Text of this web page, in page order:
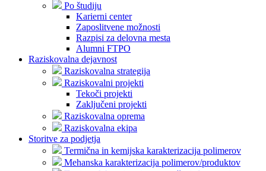
Po študiju
Karierni center
Zaposlitvene možnosti
Razpisi za delovna mesta
Alumni FTPO
Raziskovalna dejavnost
Raziskovalna strategija
Raziskovalni projekti
Tekoči projekti
Zaključeni projekti
Raziskovalna oprema
Raziskovalna ekipa
Storitve za podjetja
Termična in kemijska karakterizacija polimerov
Mehanska karakterizacija polimerov/produktov